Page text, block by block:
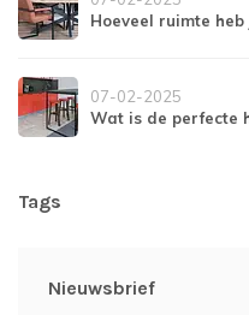
Hoeveel ruimte
07-02-2025
Wat is de perfecte
Tags
Nieuwsbrief